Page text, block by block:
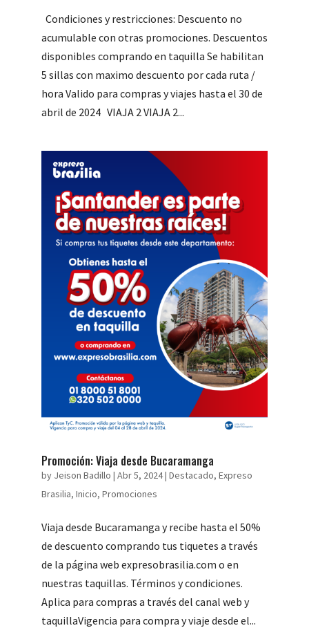
Condiciones y restricciones: Descuento no
acumulable con otras promociones. Descuentos
disponibles comprando en taquilla Se habilitan
5 sillas con maximo descuento por cada ruta /
hora Valido para compras y viajes hasta el 30 de
abril de 2024 VIAJA 2 VIAJA 2...
Promoción: Viaja desde Bucaramanga
by Jeison Badillo | Abr 5, 2024| Destacado, Expreso
Brasilia, Inicio, Promociones
Viaja desde Bucaramanga y recibe hasta el 50%
de descuento comprando tus tiquetes a través
de la página web expresobrasilia.com o en
nuestras taquillas. Términos y condiciones.
Aplica para compras a través del canal web y
taquillaVigencia para compra y viaje desde el...